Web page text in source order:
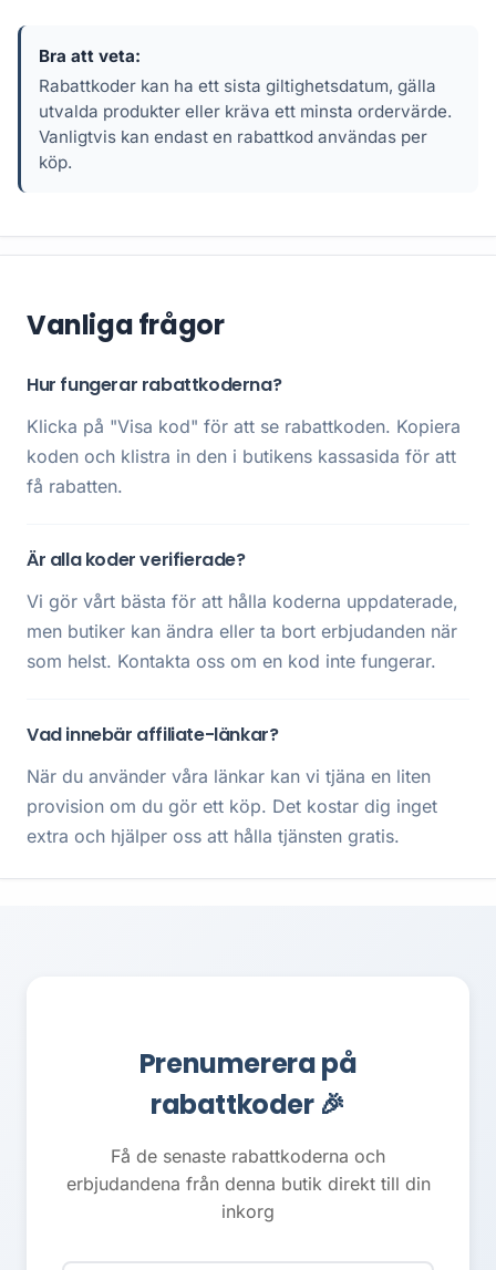
Bra att veta:
Rabattkoder kan ha ett sista giltighetsdatum, gälla
utvalda produkter eller kräva ett minsta ordervärde.
Vanligtvis kan endast en rabattkod användas per
köp.
Vanliga frågor
Hur fungerar rabattkoderna?
Klicka på "Visa kod" för att se rabattkoden. Kopiera
koden och klistra in den i butikens kassasida för att
få rabatten.
Är alla koder verifierade?
Vi gör vårt bästa för att hålla koderna uppdaterade,
men butiker kan ändra eller ta bort erbjudanden när
som helst. Kontakta oss om en kod inte fungerar.
Vad innebär affiliate-länkar?
När du använder våra länkar kan vi tjäna en liten
provision om du gör ett köp. Det kostar dig inget
extra och hjälper oss att hålla tjänsten gratis.
Prenumerera på
rabattkoder 🎉
Få de senaste rabattkoderna och
erbjudandena från denna butik direkt till din
inkorg